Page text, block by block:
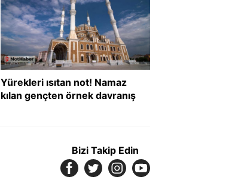
Yürekleri ısıtan not! Namaz
kılan gençten örnek davranış
Bizi Takip Edin